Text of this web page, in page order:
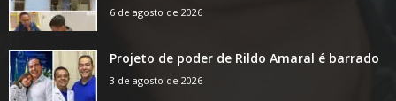
6 de agosto de 2026
Projeto de poder de Rildo Amaral é barrado
3 de agosto de 2026